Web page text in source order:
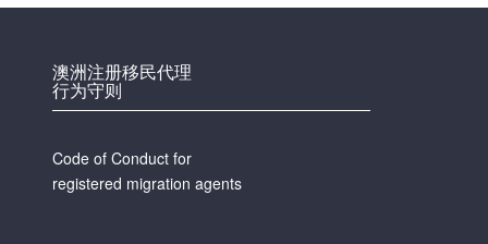
澳洲注册移民代理
行为守则
Code of Conduct for
registered migration agents